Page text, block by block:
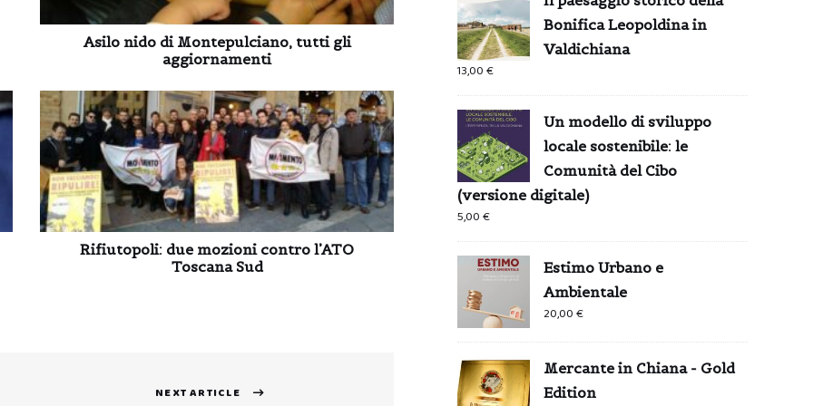
Asilo nido di Montepulciano, tutti gli
aggiornamenti
Rifiutopoli: due mozioni contro l’ATO
Toscana Sud
NEXT ARTICLE
Bonifica Leopoldina in
Valdichiana
13,00€
Un modello di sviluppo
locale sostenibile: le
Comunità del Cibo
(versione digitale)
5,00€
Estimo Urbano e
Ambientale
20,00€
Mercante in Chiana - Gold
Edition